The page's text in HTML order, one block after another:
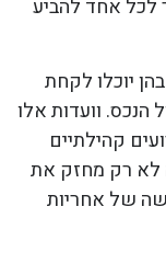
לכל אחד להביע
יוכלו לקחת
הנכס. וועדות אלו
קהילתיים
לא רק מחזק את
של אחריות